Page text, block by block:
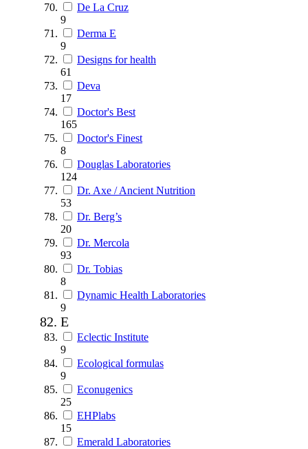
De La Cruz
9
Derma E
9
Designs for health
61
Deva
17
Doctor's Best
165
Doctor's Finest
8
Douglas Laboratories
124
Dr. Axe / Ancient Nutrition
53
Dr. Berg’s
20
Dr. Mercola
93
Dr. Tobias
8
Dynamic Health Laboratories
9
E
Eclectic Institute
9
Ecological formulas
9
Econugenics
25
EHPlabs
15
Emerald Laboratories